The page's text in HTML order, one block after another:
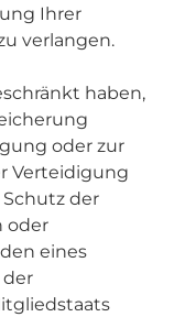
Ihrer
verlangen.
haben,
oder zur
Verteidigung
der
oder
eines